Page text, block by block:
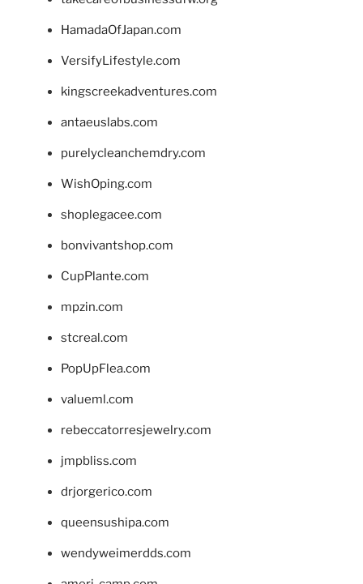
HamadaOfJapan.com
VersifyLifestyle.com
kingscreekadventures.com
antaeuslabs.com
purelycleanchemdry.com
WishOping.com
shoplegacee.com
bonvivantshop.com
CupPlante.com
mpzin.com
stcreal.com
PopUpFlea.com
valueml.com
rebeccatorresjewelry.com
jmpbliss.com
drjorgerico.com
queensushipa.com
wendyweimerdds.com